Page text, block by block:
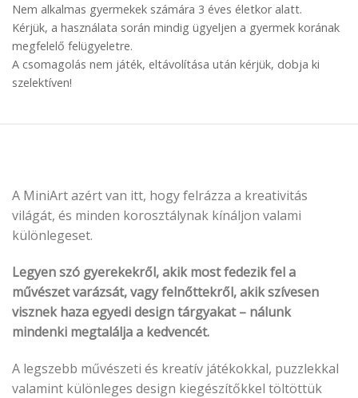
Nem alkalmas gyermekek számára 3 éves életkor alatt.
Kérjük, a használata során mindig ügyeljen a gyermek korának
megfelelő felügyeletre.
A csomagolás nem játék, eltávolítása után kérjük, dobja ki
szelektíven!
A MiniArt azért van itt, hogy felrázza a kreativitás
világát, és minden korosztálynak kínáljon valami
különlegeset.
Legyen szó gyerekekről, akik most fedezik fel a
művészet varázsát, vagy felnőttekről, akik szívesen
visznek haza egyedi design tárgyakat – nálunk
mindenki megtalálja a kedvencét.
A legszebb művészeti és kreatív játékokkal, puzzlekkal
valamint különleges design kiegészítőkkel töltöttük